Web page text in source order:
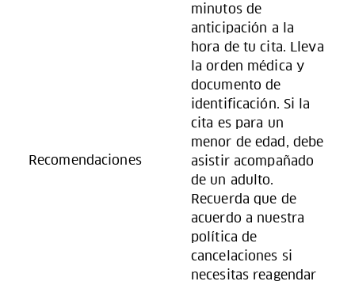
Recomendaciones
minutos de
anticipación a la
hora de tu cita. Lleva
la orden médica y
documento de
identificación. Si la
cita es para un
menor de edad, debe
asistir acompañado
de un adulto.
Recuerda que de
acuerdo a nuestra
política de
cancelaciones si
necesitas reagendar